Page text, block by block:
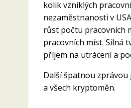
kolik vzniklých
nezaměstnanosti v
růst počtu pracovních
pracovních míst. Silná
příjem na utrácení a
Další špatnou zprávou
a všech kryptoměn.